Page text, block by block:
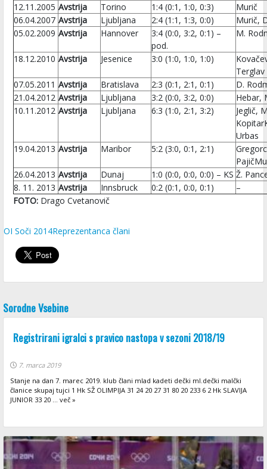
12.11.2005 Avstrija Torino 1:4 (0:1, 1:0, 0:3)
Murič
06.04.2007 Avstrija Ljubljana 2:4 (1:1, 1:3, 0:0)
Murič,
05.02.2009 Avstrija Hannover
3:4 (0:0, 3:2, 0:1) –
pod.
M.
18.12.2010 Avstrija Jesenice 3:0 (1:0, 1:0, 1:0)
Terglav
07.05.2011 Avstrija Bratislava 2:3 (0:1, 2:1, 0:1)
D.
21.04.2012 Avstrija Ljubljana 3:2 (0:0, 3:2, 0:0)
Hebar,
10.11.2012 Avstrija Ljubljana 6:3 (1:0, 2:1, 3:2)
Jeglič,
Urbas
19.04.2013 Avstrija Maribor 5:2 (3:0, 0:1, 2:1)
26.04.2013 Avstrija Dunaj 1:0 (0:0, 0:0, 0:0) – KS Ž.
8. 11. 2013 Avstrija Innsbruck 0:2 (0:1, 0:0, 0:1)
–
FOTO: Drago Cvetanovič
OI Soči 2014Reprezentanca člani
Sorodne Vsebine
Registrirani igralci s pravico nastopa v sezoni 2018/19
7. marca 2019
Stanje na dan 7. marec 2019. klub člani mlad kadeti dečki ml.dečki malčki
članice skupaj tujci 1 Hk SŽ OLIMPIJA 31 24 20 27 31 80 20 233 6 2 Hk SLAVIJA
JUNIOR 33 20 ... več »